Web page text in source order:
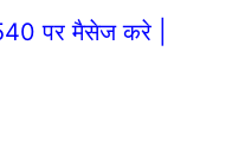
पर मैसेज करे |